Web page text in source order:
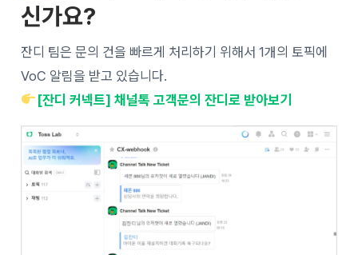
신가요?
잔디 팀은 문의 건을 빠르게 처리하기 위해서 1개의 토픽에
VoC 알림을 받고 있습니다.
[잔디 커넥트] 채널톡 고객문의 잔디로 받아보기